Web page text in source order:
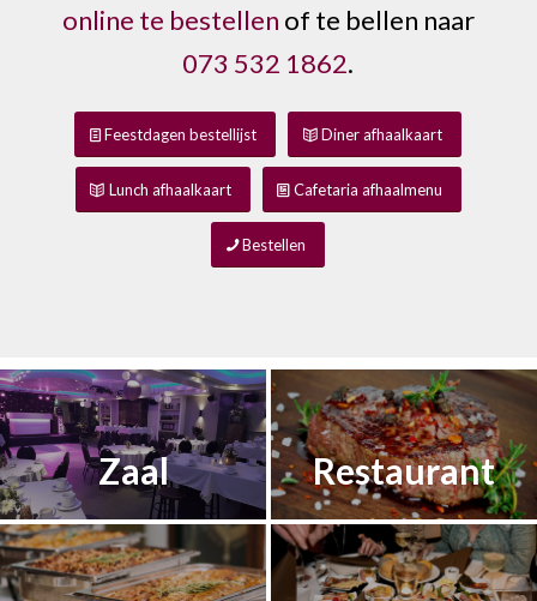
online te bestellen of te bellen naar
073 532 1862.
Feestdagen bestellijst Diner afhaalkaart
Lunch afhaalkaart Cafetaria afhaalmenu
Bestellen
Zaal Restaurant